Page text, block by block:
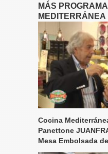
MÁS
MEDITERRÁNEA
Cocina
Panettone
Mesa Embolsada